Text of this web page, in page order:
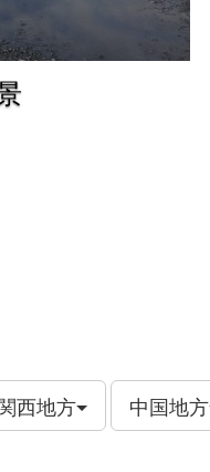
西地方 中国地方